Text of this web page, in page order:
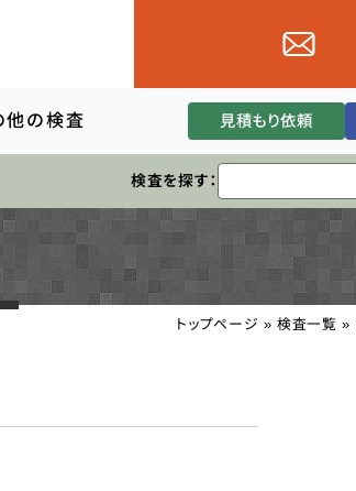
他の検査 見積もり依頼
検査を探す：
トップページ »検査一覧 »
検査
を調べる
べる